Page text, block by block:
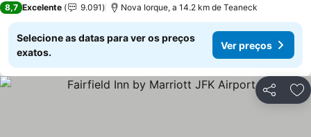
8,7 Excelente 9.091 Nova Iorque, a 14.2 km de Teaneck
Selecione as datas para ver os preços
exatos.
Ver preços
Partilhar